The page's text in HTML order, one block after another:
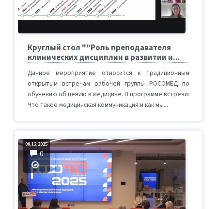
Круглый стол ""Роль преподавателя
клинических дисциплин в развитии н...
Данное мероприятие относится к традиционным
открытым встречам рабочей группы РОСОМЕД по
обучению общению в медицине. В программе встречи:
Что такое медицинская коммуникация и как мы...
09.12.2025
0